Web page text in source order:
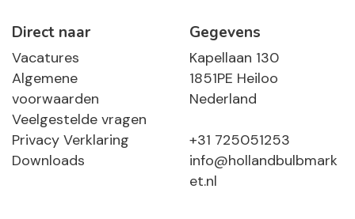
Direct naar
Vacatures
Algemene
voorwaarden
Veelgestelde vragen
Privacy Verklaring
Downloads
Gegevens
Kapellaan 130
1851PE Heiloo
Nederland
+31 725051253
info@hollandbulbmark
et.nl